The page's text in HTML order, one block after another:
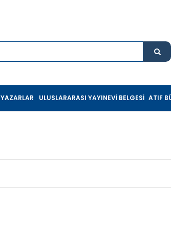
ATIF
ULUSLARARASI YAYINEVI BELGESI
YAZARLAR